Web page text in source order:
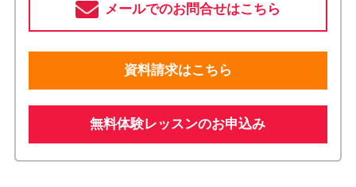
メールでのお問合せはこちら
資料請求はこちら
無料体験レッスンのお申込み